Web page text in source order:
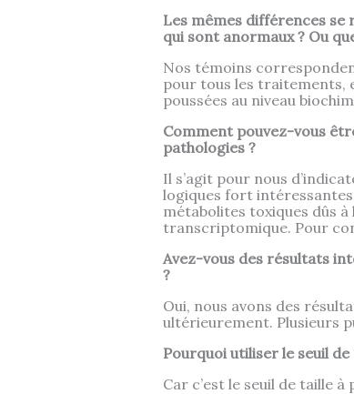
Les mêmes différences
qui sont anormaux ? Ou
Nos témoins
pour tous les traitements,
poussées au niveau
Comment pouvez-vous
pathologies ?
Il s’agit pour nous
logiques fort
métabolites toxiques dûs à
transcriptomique. Pour
Avez-vous des résultats
?
Oui, nous avons des
ultérieurement. Plusieurs
Pourquoi utiliser le seuil
Car c’est le seuil de taille